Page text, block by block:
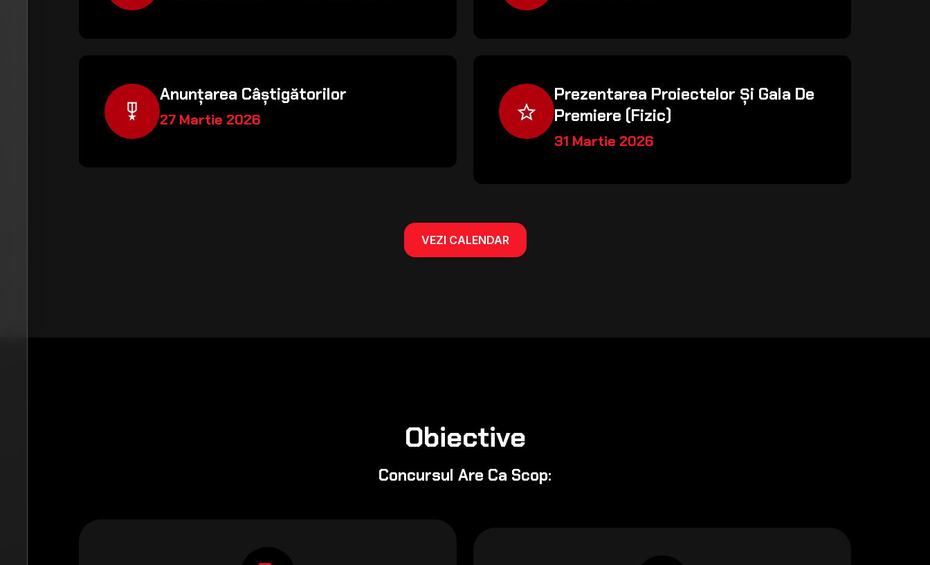
military_tech
Anunțarea Câștigătorilor
27 Martie 2026 grade
Prezentarea Proiectelor Și Gala De
Premiere (fizic)
31 Martie 2026
VEZI CALENDAR
Obiective
Concursul Are Ca Scop: